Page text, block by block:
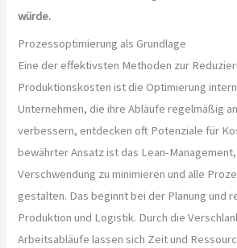
würde.
Prozessoptimierung als Grundlage
Eine der effektivsten Methoden zur
Produktionskosten ist die Optimierung
Unternehmen, die ihre Abläufe regelmäßig
verbessern, entdecken oft Potenziale für
bewährter Ansatz ist das Lean-
Verschwendung zu minimieren und alle
gestalten. Das beginnt bei der Planung und
Produktion und Logistik. Durch die
Arbeitsabläufe lassen sich Zeit und